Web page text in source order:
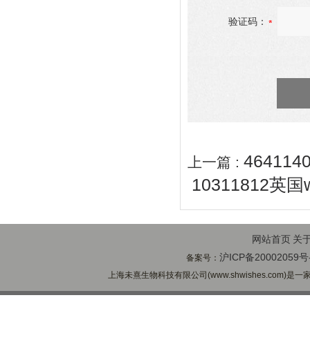
验证码：
上一篇 :
10311812英
网站首页 关
备案号：沪ICP备20002059
上海未熹生物科技有限公司(www.shwishes.com)是一